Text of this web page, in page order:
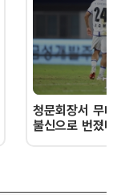
청문회장서 무너
불신으로 번졌